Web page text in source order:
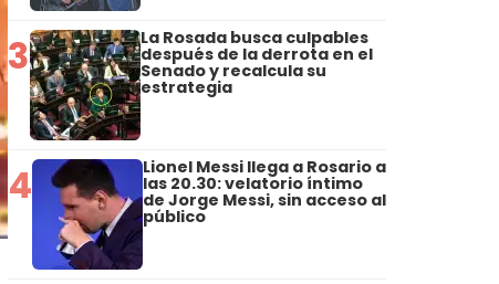
3 La Rosada busca culpables
después de la derrota en el
Senado y recalcula su
estrategia
4 Lionel Messi llega a Rosario a
las 20.30: velatorio íntimo
de Jorge Messi, sin acceso al
público